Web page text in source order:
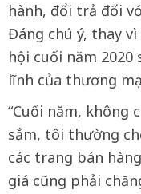
hành, đổi trả đối
Đáng chú ý, thay
hội cuối năm
lĩnh của thương
“Cuối năm, không
sắm, tôi thường
các trang bán
giá cũng phải